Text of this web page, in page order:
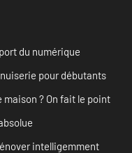
du numérique
pour débutants
maison ? On fait le point
intelligemment